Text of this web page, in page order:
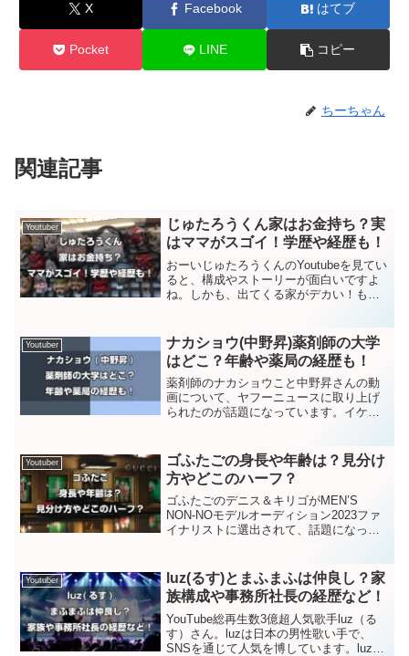
X Facebook はてブ
Pocket LINE コピー
ちーちゃん
関連記事
Youtuber
じゅたろうくん家はお金持ち？実
はママがスゴイ！学歴や経歴も！
おーいじゅたろうくんのYoutubeを見てい
ると、構成やストーリーが面白いですよ
ね。しかも、出てくる家がデカい！もし
うくんのママも動画に出演しているけ
ど、何者なの？なん...
Youtuber
ナカショウ(中野昇)薬剤師の大学
はどこ？年齢や薬局の経歴も！
薬剤師のナカショウこと中野昇さんの動
画について、ヤフーニュースに取り上げ
られたのが話題になっています。イケメ
Youtuber薬剤師です。一般公開されてい
る情報...
Youtuber
ゴふたごの身長や年齢は？見分け
方やどこのハーフ？
ゴふたごのデニス＆キリゴがMEN’S
NON-NOモデルオーディション2023ファ
イナリストに選出されて、話題になって
のか？など、気になりましたので、調べ
てみました。で...
Youtuber
luz(るす)とまふまふは仲良し？家
族構成や事務所社長の経歴など！
YouTube総再生数3億超人気歌手luz（る
す）さん。luzは日本の男性歌い手で、
SNSを通じて人気を博しています。luzと